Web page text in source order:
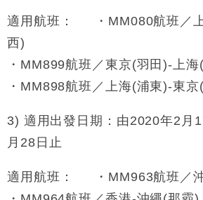
適用航班： ・MM080航班／
西)
・MM899航班／東京(羽田)-上海
・MM898航班／上海(浦東)-東京
3) 適用出發日期：由2020年2月
月28日止
適用航班： ・MM963航班／